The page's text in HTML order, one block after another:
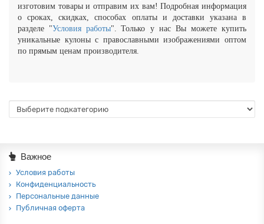
изготовим товары и отправим их вам!Подробная информация
о сроках, скидках, способах оплаты и доставки указана в
разделе "Условия работы". Только у нас Вы можете купить
уникальные кулоны с православными изображениями оптом
по прямым ценам производителя.
Важное
Условия работы
Конфиденциальность
Персональные данные
Публичная оферта